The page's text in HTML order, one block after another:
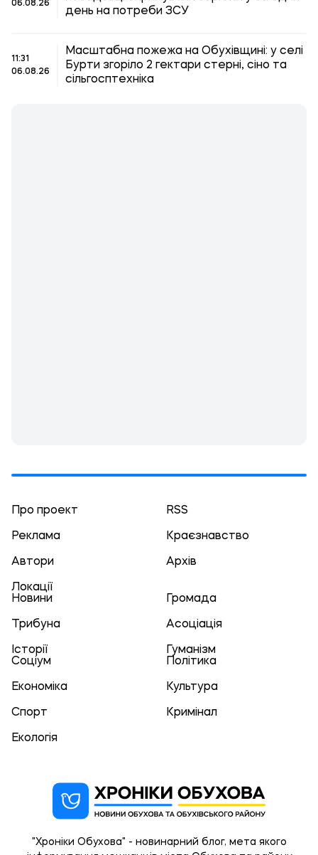
06.08.26
день на потреби ЗСУ
11:31
06.08.26
Масштабна пожежа на Обухівщині: у селі
Бурти згоріло 2 гектари стерні, сіно та
сільгосптехніка
Про проект RSS
Реклама Краєзнавство
Автори Архів
Локації
Новини
Громада
Трибуна Асоціація
Історії
Гуманізм
Соціум
Політика
Економіка Культура
Спорт Кримінал
Екологія
"Хроніки Обухова" - новинарний блог, мета якого